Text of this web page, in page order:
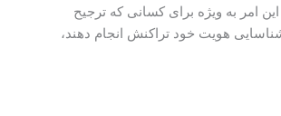
امر به ویژه برای کسانی که ترجیح
هویت خود تراکنش انجام دهند،